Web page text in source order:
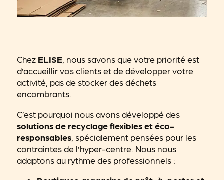
Chez ELISE, nous savons que votre priorité est
d’accueillir vos clients et de développer votre
activité, pas de stocker des déchets
encombrants.
C’est pourquoi nous avons développé des
solutions de recyclage flexibles et éco-
responsables, spécialement pensées pour les
contraintes de l’hyper-centre. Nous nous
adaptons au rythme des professionnels :